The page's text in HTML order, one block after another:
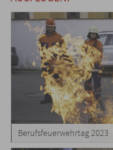
Berufsfeuerwehrtag 2023